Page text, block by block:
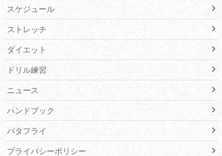
スケジュール
ストレッチ
ダイエット
ドリル練習
ニュース
ハンドブック
バタフライ
プライバシーポリシー